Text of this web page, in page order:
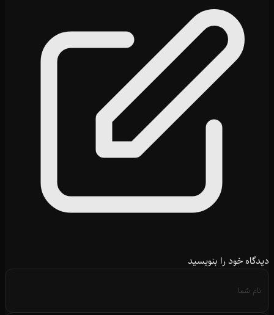
دیدگاه خود را بنویسید